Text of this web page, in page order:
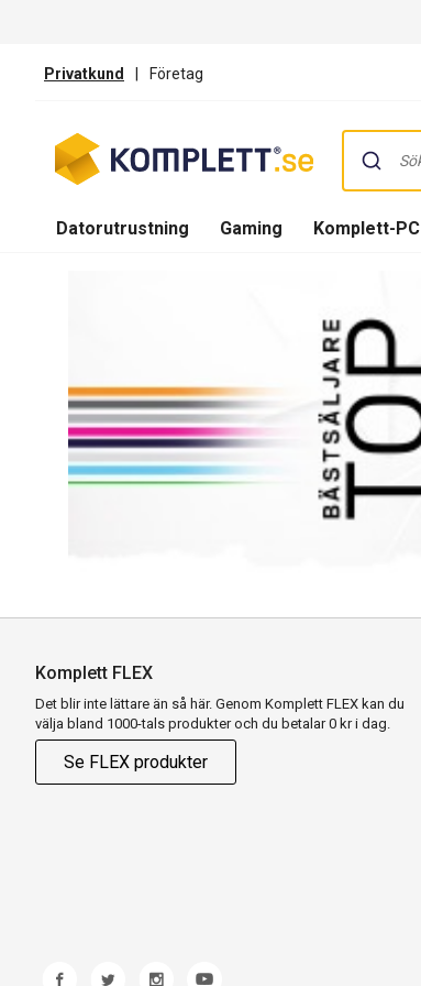
Privatkund | Företag
Datorutrustning Gaming Komplett-PC
Komplett FLEX
Det blir inte lättare än så här. Genom Komplett FLEX kan du
välja bland 1000-tals produkter och du betalar 0 kr i dag.
Se FLEX produkter